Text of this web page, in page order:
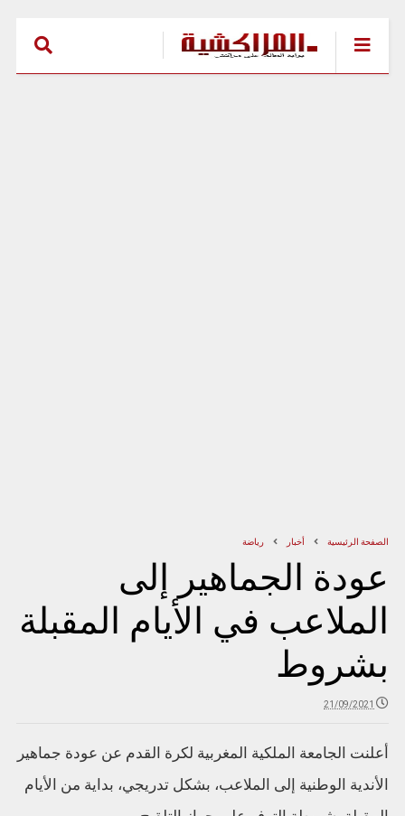
الصفحة الرئيسية أخبار رياضة
عودة الجماهير إلى
الملاعب في الأيام المقبلة
بشروط
21/09/2021
أعلنت الجامعة الملكية المغربية لكرة القدم عن عودة جماهير
الأندية الوطنية إلى الملاعب، بشكل تدريجي، بداية من الأيام